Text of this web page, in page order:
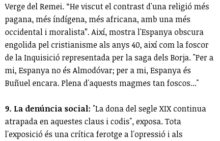
Verge del Remei. “He viscut el contrast d'una religió més
pagana, més índígena, més africana, amb una més
occidental i moralista”. Així, mostra l'Espanya obscura
engolida pel cristianisme als anys 40, així com la foscor
de la Inquisició representada per la saga dels Borja. "Per a
mi, Espanya no és Almodóvar; per a mi, Espanya és
Buñuel encara. Plena d'aquests magmes tan foscos..."
9. La denúncia social: "La dona del segle XIX continua
atrapada en aquestes claus i codis", exposa. Tota
l'exposició és una crítica ferotge a l'opressió i als